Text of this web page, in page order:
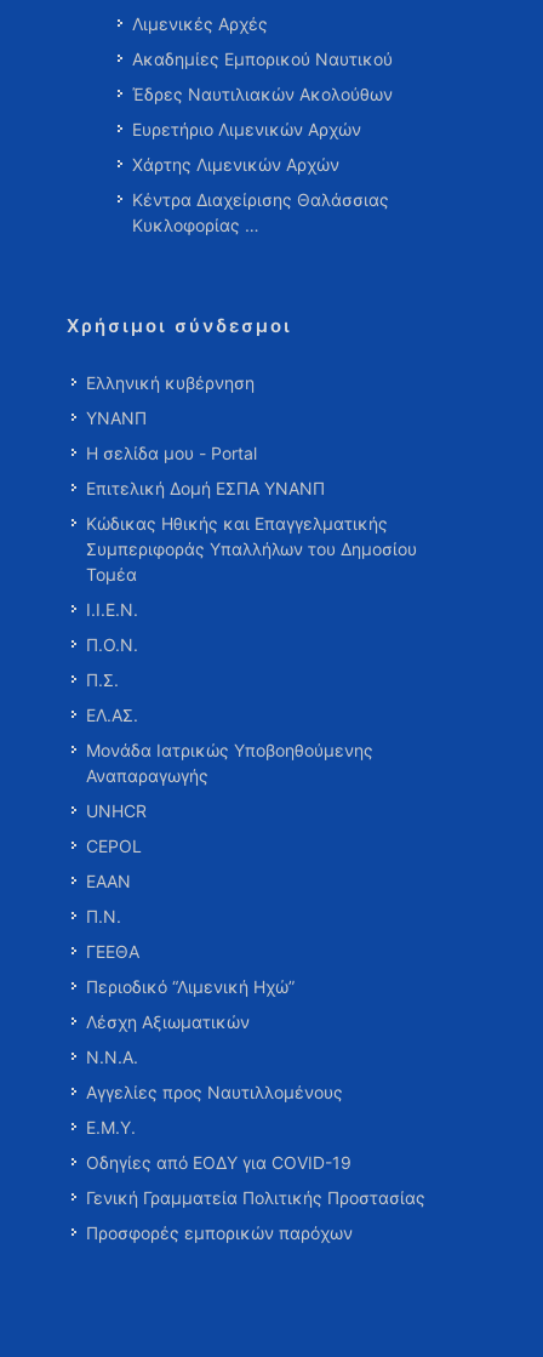
Λιμενικές Αρχές
Ακαδημίες Εμπορικού Ναυτικού
Έδρες Ναυτιλιακών Ακολούθων
Ευρετήριο Λιμενικών Αρχών
Χάρτης Λιμενικών Αρχών
Κέντρα Διαχείρισης Θαλάσσιας
Κυκλοφορίας …
Χρήσιμοι σύνδεσμοι
Ελληνική κυβέρνηση
ΥΝΑΝΠ
Η σελίδα μου - Portal
Επιτελική Δομή ΕΣΠΑ ΥΝΑΝΠ
Κώδικας Ηθικής και Επαγγελματικής
Συμπεριφοράς Υπαλλήλων του Δημοσίου
Τομέα
Ι.Ι.Ε.Ν.
Π.Ο.Ν.
Π.Σ.
ΕΛ.ΑΣ.
Μονάδα Ιατρικώς Υποβοηθούμενης
Αναπαραγωγής
UNHCR
CEPOL
ΕΑΑΝ
Π.Ν.
ΓΕΕΘΑ
Περιοδικό “Λιμενική Ηχώ”
Λέσχη Αξιωματικών
Ν.Ν.Α.
Αγγελίες προς Ναυτιλλομένους
Ε.Μ.Υ.
Οδηγίες από ΕΟΔΥ για COVID-19
Γενική Γραμματεία Πολιτικής Προστασίας
Προσφορές εμπορικών παρόχων